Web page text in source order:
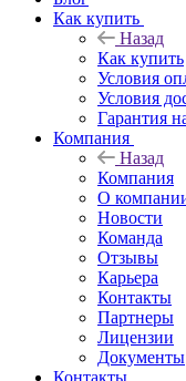
Как купить
Назад
Как купить
Условия
Условия
Гарантия
Компания
Назад
Компания
О
Новости
Команда
Отзывы
Карьера
Контакты
Партнеры
Лицензии
Документы
Контакты